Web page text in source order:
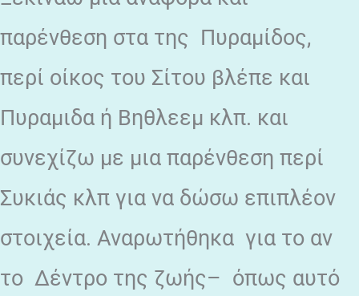
παρένθεση στα της Πυραμίδος,
περί οίκος του Σίτου βλέπε και
Πυραμιδα ή Βηθλεεμ κλπ. και
συνεχίζω με μια παρένθεση περί
Συκιάς κλπ για να δώσω επιπλέον
στοιχεία. Αναρωτήθηκα για το αν
το Δέντρο της ζωής– όπως αυτό